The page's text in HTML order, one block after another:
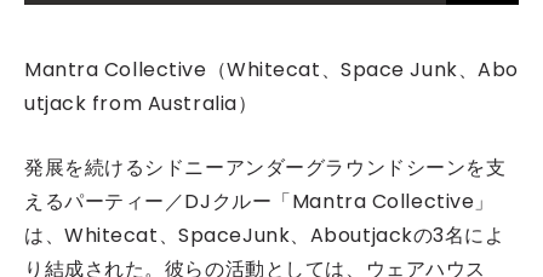
Mantra Collective（Whitecat、Space Junk、Abo
utjack from Australia）
発展を続けるシドニーアンダーグラウンドシーンを支
えるパーティー／DJクルー「Mantra Collective」
は、Whitecat、SpaceJunk、Aboutjackの3名によ
り結成された。彼らの活動としては、ウェアハウス